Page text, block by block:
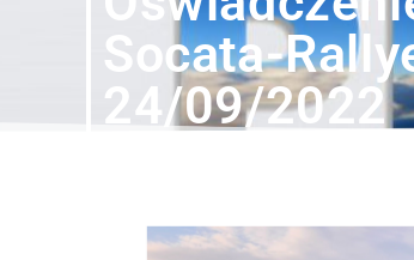
Socata-
24/09/2022